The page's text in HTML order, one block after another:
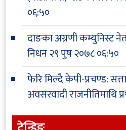
०६:५०
दाङका अग्रणी कम्युनिस्ट
निधन२९ पुष २०७८ ०६:५०
फेरि मिल्दै केपी-प्रचण्ड:
अवसरवादी राजनीतिमाथि